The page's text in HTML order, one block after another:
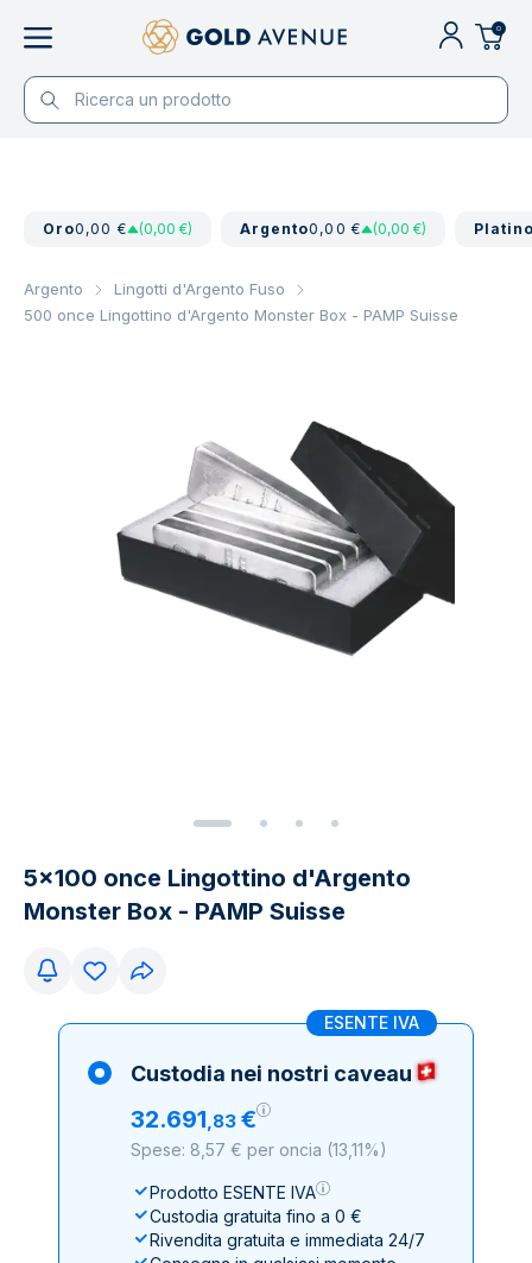
0
Oro0,00 € (0,00 €) Argento0,00 € (0,00 €)
Argento
Lingotti d'Argento Fuso
500 once Lingottino d'Argento Monster Box - PAMP Suisse
5x100 once Lingottino d'Argento
Monster Box - PAMP Suisse
ESENTE IVA
Custodia nei nostri caveau
32.691,83 €
Spese: 8,57 € per oncia (13,11%)
Prodotto ESENTE IVA
Custodia gratuita fino a 0 €
Rivendita gratuita e immediata 24/7